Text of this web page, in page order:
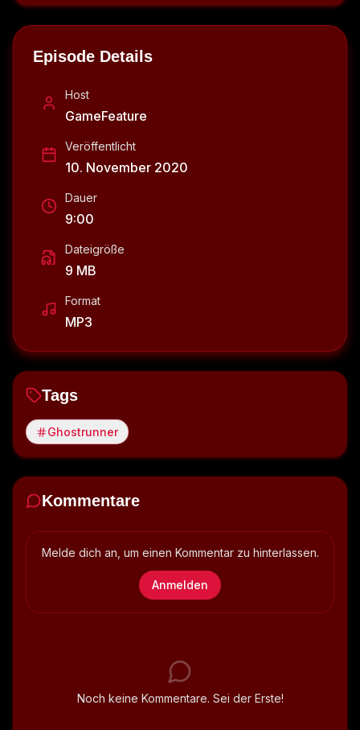
Episode Details
Host
GameFeature
Veröffentlicht
10. November 2020
Dauer
9:00
Dateigröße
9 MB
Format
MP3
Tags
Ghostrunner
Kommentare
Melde dich an, um einen Kommentar zu hinterlassen.
Anmelden
Noch keine Kommentare. Sei der Erste!